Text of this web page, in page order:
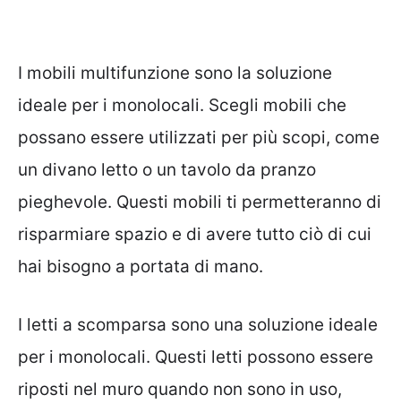
I mobili multifunzione sono la soluzione
ideale per i monolocali. Scegli mobili che
possano essere utilizzati per più scopi, come
un divano letto o un tavolo da pranzo
pieghevole. Questi mobili ti permetteranno di
risparmiare spazio e di avere tutto ciò di cui
hai bisogno a portata di mano.
I letti a scomparsa sono una soluzione ideale
per i monolocali. Questi letti possono essere
riposti nel muro quando non sono in uso,